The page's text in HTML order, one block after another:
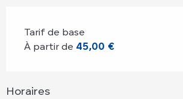
Tarif de base
À partir de 45,00 €
Horaires